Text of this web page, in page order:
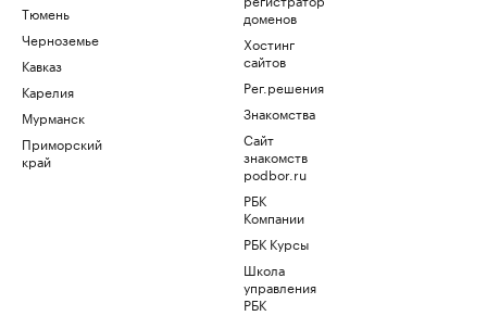
Тюмень
Черноземье
Кавказ
Карелия
Мурманск
Приморский
край
доменов
Хостинг
сайтов
Рег.решения
Знакомства
Сайт
знакомств
podbor.ru
РБК
Компании
РБК Курсы
Школа
управления
РБК